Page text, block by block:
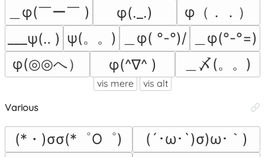
＿φ(￣ー￣ )
φ(._.)
φ（．．）
___ψ(‥ ) ψ(。。) ＿φ( °-°)/
＿φ(°-°=)
φ(◎◎へ）
φ(^∇^ ) ＿〆(。。)
vis mere vis alt
Various
(*・)σσ(*゜O゜)
(´･ω･`)σ)ω･｀)